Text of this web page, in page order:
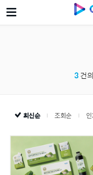
3건
최신순 조회순